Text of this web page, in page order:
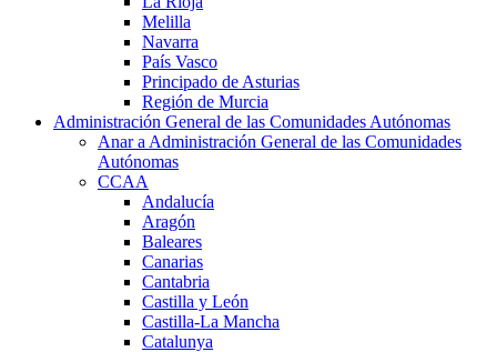
Melilla
Navarra
País Vasco
Principado de Asturias
Región de Murcia
Administración General de las Comunidades Autónomas
Anar a Administración General de las Comunidades
Autónomas
CCAA
Andalucía
Aragón
Baleares
Canarias
Cantabria
Castilla y León
Castilla-La Mancha
Catalunya